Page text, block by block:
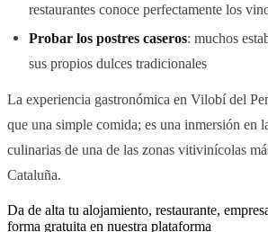
restaurantes conoce perfectamente los
Probar los postres caseros: muchos
sus propios dulces tradicionales
La experiencia gastronómica en Vilobí del
que una simple comida; es una inmersión en
culinarias de una de las zonas vitivinícolas
Cataluña.
Da de alta tu alojamiento, restaurante,
forma gratuita en nuestra plataforma